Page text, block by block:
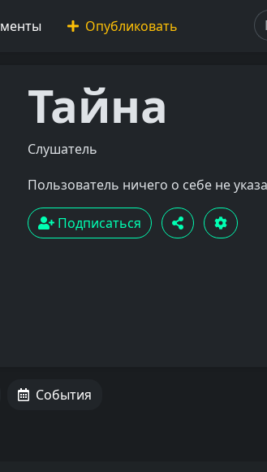
Опубликовать
Тайна
Слушатель
Пользователь ничего о себе не
Подписаться
События